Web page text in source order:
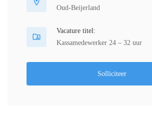
Oud-Beijerland
Vacature titel:
Kassamedewerker 24 – 32 uur
Solliciteer